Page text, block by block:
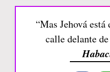
“Mas Jehová
calle delante